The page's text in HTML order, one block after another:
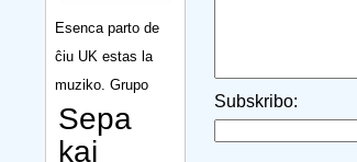
Esenca parto de
ĉiu UK estas la
muziko. Grupo
Sepa
kaj
Subskribo: